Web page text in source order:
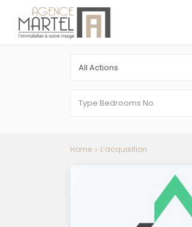
All Actions
Home L’acquisition